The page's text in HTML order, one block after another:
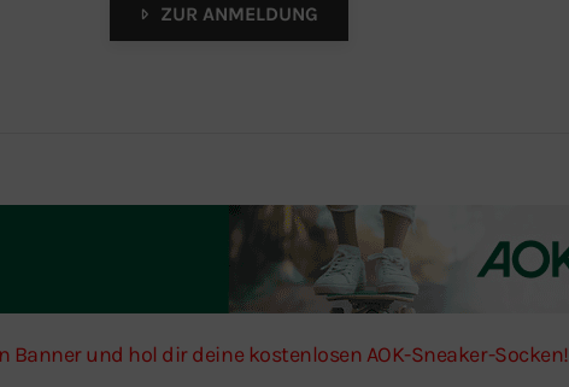
ZUR ANMELDUNG
Banner und hol dir deine kostenlosen AOK-Sneaker-Socken!